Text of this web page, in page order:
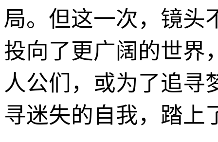
局。但这一次，镜头
投向了更广阔的世界
人公们，或为了追寻
寻迷失的自我，踏上